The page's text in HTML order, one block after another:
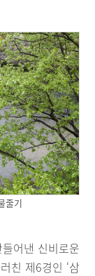
줄기
어낸 신비로운
친 제6경인 ‘삼